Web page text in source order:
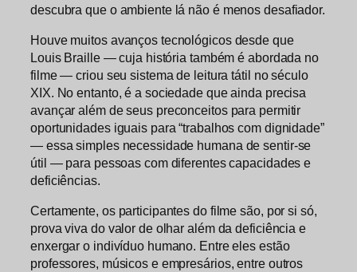
descubra que o ambiente lá não é menos desafiador.
Houve muitos avanços tecnológicos desde que
Louis Braille — cuja história também é abordada no
filme — criou seu sistema de leitura tátil no século
XIX. No entanto, é a sociedade que ainda precisa
avançar além de seus preconceitos para permitir
oportunidades iguais para “trabalhos com dignidade”
— essa simples necessidade humana de sentir-se
útil — para pessoas com diferentes capacidades e
deficiências.
Certamente, os participantes do filme são, por si só,
prova viva do valor de olhar além da deficiência e
enxergar o indivíduo humano. Entre eles estão
professores, músicos e empresários, entre outros